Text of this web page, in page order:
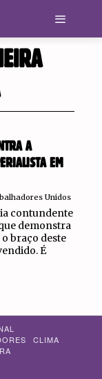
A
EM
Unidos
contundente
demonstra
braço deste
É
CLIMA